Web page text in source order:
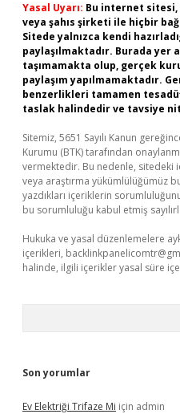
Yasal Uyarı: Bu internet
veya şahıs şirketi ile hiçbir
Sitede yalnızca kendi
paylaşılmaktadır. Burada
taşımamakta olup, gerçek
paylaşım yapılmamaktadır.
benzerlikleri tamamen
taslak halindedir ve tavsiye
Sitemiz, 5651 Sayılı Kanun
Kurumu (BTK) tarafından
vermektedir. Bu nedenle,
veya araştırma yükümlülüğümüz
yazdıkları içeriklerin
bu sorumluluğu kabul etmiş
Hukuka ve yasal düzenlemelere
içerikleri,
halinde, ilgili içerikler yasal süre
Son yorumlar
Ev Elektriği Trifaze Mi için admin